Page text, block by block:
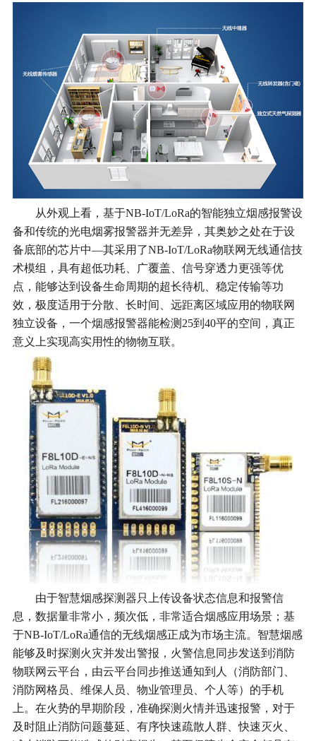
从外观上看，基于NB-IoT/LoRa的智能独立烟感报警设
备和传统的光电烟雾报警器并无差异，其奥妙之处在于设
备底部的芯片中—其采用了NB-IoT/LoRa物联网无线通信技
术模组，具有超低功耗、广覆盖、信号穿透力更强等优
点，能够达到设备生命周期的超长待机、稳定传输等功
效，极度适用于分散、长时间、远距离区域应用的物联网
独立设备，一个烟感报警器能检测25到40平的空间，真正
意义上实现高实用性的物物互联。
由于智慧烟感探测器只上传设备状态信息和报警信
息，数据量非常小，频次低，非常适合烟感应用场景；基
于NB-IoT/LoRa通信的无线烟感正成为市场主流。智慧烟感
能够及时探测火灾并发出警报，火警信息同步发送到消防
物联网云平台，由云平台同步推送通知到人（消防部门、
消防网格员、维保人员、物业管理员、个人等）的手机
上。在火势的早期阶段，准确探测火情并迅速报警，对于
及时阻止消防问题蔓延、有序快速疏散人群、快速灭火、